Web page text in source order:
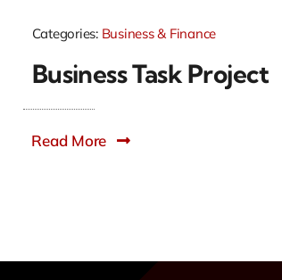
Categories: Business & Finance
Business Task Project
Read More